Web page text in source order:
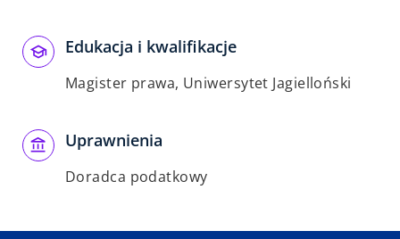
Edukacja i kwalifikacje
Magister prawa, Uniwersytet Jagielloński
Uprawnienia
Doradca podatkowy